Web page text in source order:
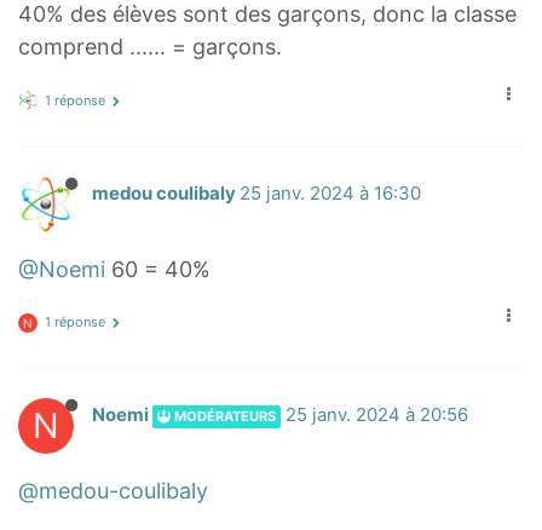
40% des élèves sont des garçons, donc la classe
comprend ...... = garçons.
1 réponse
medou coulibaly 25 janv. 2024 à 16:30
@Noemi 60 = 40%
N 1 réponse
N Noemi MODÉRATEURS 25 janv. 2024 à 20:56
@medou-coulibaly